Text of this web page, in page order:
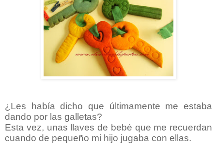
¿Les había dicho que últimamente me estaba
dando por las galletas?
Esta vez, unas llaves de bebé que me recuerdan
cuando de pequeño mi hijo jugaba con ellas.